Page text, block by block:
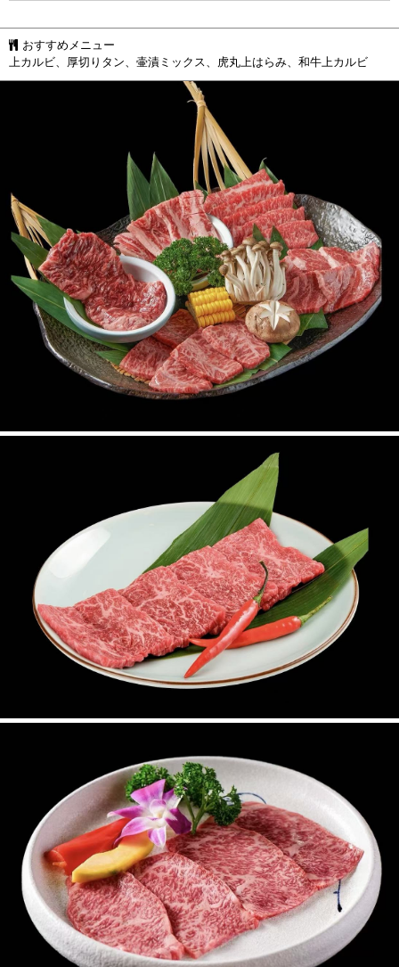
おすすめメニュー
上カルビ、厚切りタン、壷漬ミックス、虎丸上はらみ、和牛上カルビ